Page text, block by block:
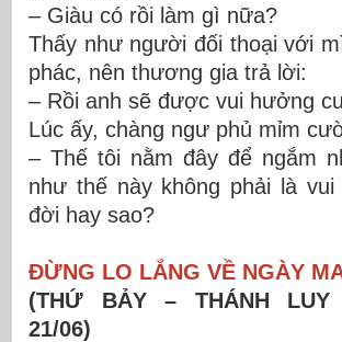
– Giàu có rồi làm gì nữa?
Thấy như người đối thoại với
phác, nên thương gia trả lời:
– Rồi anh sẽ được vui hưởng
Lúc ấy, chàng ngư phủ mỉm
– Thế tôi nằm đây để ngắm
như thế này không phải là
đời hay sao?
ĐỪNG LO LẮNG VỀ NGÀY
(THỨ BẢY – THÁNH LUY
21/06)